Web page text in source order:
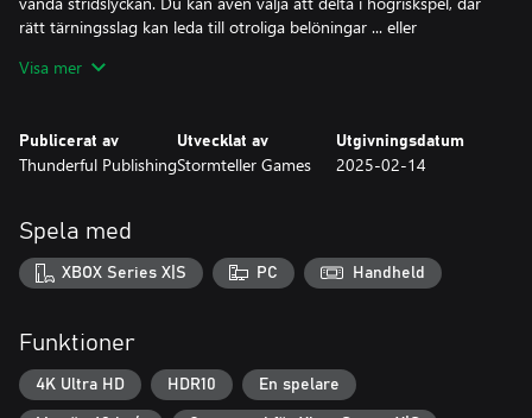
rätt tärningsslag kan leda till otroliga belöningar ... eller
köpa mäktiga uppgraderingar och ta dig an uppdrag från dina
allierade.
EN MÖRK FANTASI VÄCKS TILL LIV
Utforska fyra dynamiska biom, vart och ett fullt av faror,
hemligheter och oförutsägbara utmaningar. Låt dig uppslukas av
en oförglömlig gotisk värld med livfulla landskap och ett
karaktärer, alla med röster, bjuder Eternal Die dig tillbaka för ett
nytt oförglömligt kapitel i Randoms värld.
Visa mer
Publicerat av
Thunderful Publishing
Utvecklat av
Stormteller Games
Utgivningsdatum
2025-02-14
Spela med
XBOX Series X|S PC Handheld
Funktioner
4K Ultra HD HDR10 En spelare